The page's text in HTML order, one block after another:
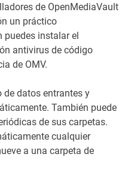
de OpenMediaVault
un práctico
puedes instalar el
antivirus de código
de OMV.
de datos entrantes y
También puede
de sus carpetas.
cualquier
a una carpeta de